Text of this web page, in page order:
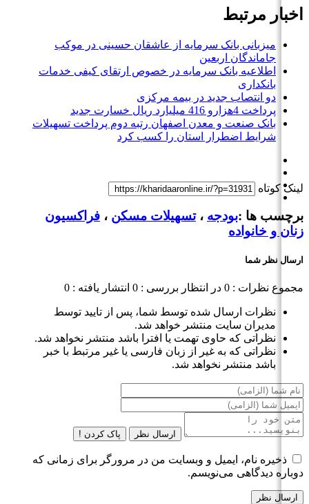
اخبار مرتبط
میزبانی بانک سرمایه از عاشقان حسینی در موکب
جاماندگان اربعین
اطلاعیه بانک سرمایه در خصوص ارتقای کیفی خدمات
بانکداری
دو انتصاب جدید در بیمه مركزی
پرداخت 4هزارو 416 میلیارد ریال خسارت جدید
بانک صنعت و معدن اصفهان رتبه دوم پرداخت تسهیلات
شرایط اضطرار استان را کسب کرد
لینک کوتاه
برچسب ها :بودجه ،تسهیلات مسکن ، فراکسیون
زنان و خانواده
ارسال نظر شما
مجموع نظرات : 0 در انتظار بررسی : 0 انتشار یافته : 0
نظرات ارسال شده توسط شما، پس از تایید توسط
مدیران سایت منتشر خواهد شد.
نظراتی که حاوی تهمت یا افترا باشد منتشر نخواهد شد.
نظراتی که به غیر از زبان فارسی یا غیر مرتبط با خبر
باشد منتشر نخواهد شد.
ارسال نظر پاک کردن !
ذخیره نام، ایمیل و وبسایت من در مرورگر برای زمانی که
دوباره دیدگاهی می‌نویسم.